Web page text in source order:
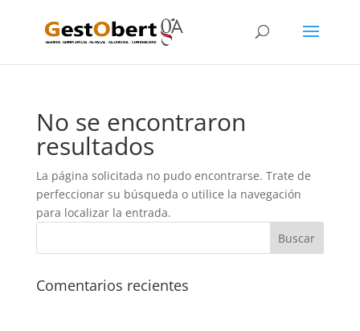
No se encontraron
resultados
La página solicitada no pudo encontrarse. Trate de
perfeccionar su búsqueda o utilice la navegación
para localizar la entrada.
Comentarios recientes